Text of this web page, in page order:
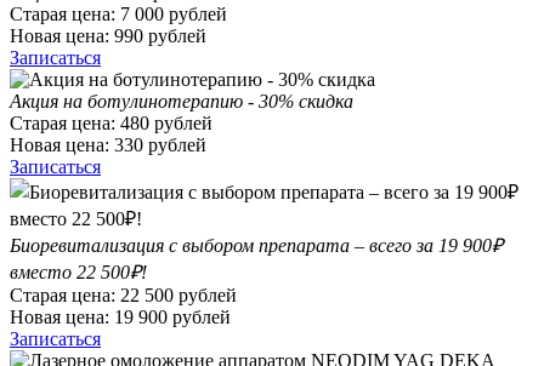
Старая цена: 7 000 рублей
Новая цена: 990 рублей
Записаться
Акция на ботулинотерапию - 30% скидка
Старая цена: 480 рублей
Новая цена: 330 рублей
Записаться
Биоревитализация с выбором препарата – всего за 19 900₽
вместо 22 500₽!
Старая цена: 22 500 рублей
Новая цена: 19 900 рублей
Записаться